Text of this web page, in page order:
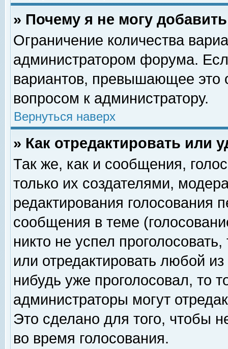
» Почему я не могу
Ограничение количества
администратором форума.
вариантов, превышающее это
вопросом к администратору.
Вернуться наверх
» Как отредактировать или
Так же, как и сообщения,
только их создателями,
редактирования голосования
сообщения в теме
никто не успел
или отредактировать любой
нибудь уже проголосовал, то
администраторы могут
Это сделано для того, чтобы
во время голосования.